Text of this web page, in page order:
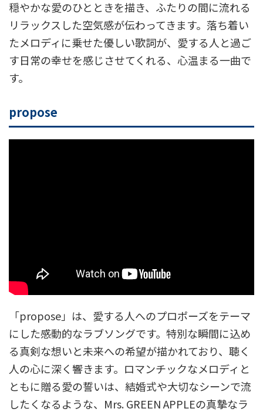
穏やかな愛のひとときを描き、ふたりの間に流れる
リラックスした空気感が伝わってきます。落ち着い
たメロディに乗せた優しい歌詞が、愛する人と過ご
す日常の幸せを感じさせてくれる、心温まる一曲で
す。
propose
「propose」は、愛する人へのプロポーズをテーマ
にした感動的なラブソングです。特別な瞬間に込め
る真剣な想いと未来への希望が描かれており、聴く
人の心に深く響きます。ロマンチックなメロディと
ともに贈る愛の誓いは、結婚式や大切なシーンで流
したくなるような、Mrs. GREEN APPLEの真摯なラ